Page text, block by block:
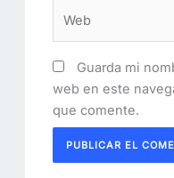
Guarda mi
web en este
que comente.